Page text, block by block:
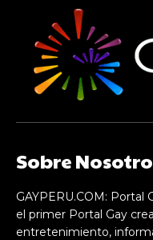
Sobre
GAYPERU.COM: Portal
el primer Portal Gay
entretenimiento,